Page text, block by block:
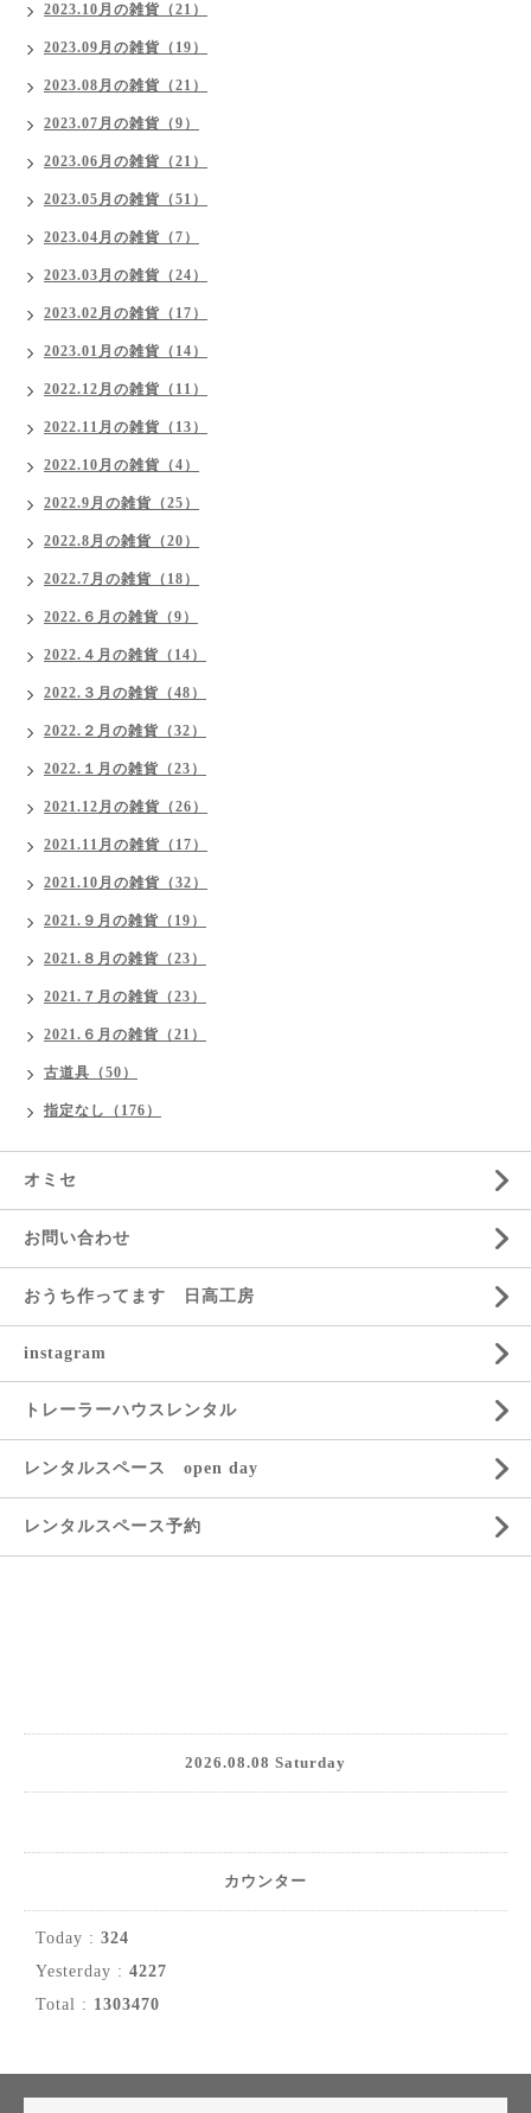
2023.10月の雑貨（21）
2023.09月の雑貨（19）
2023.08月の雑貨（21）
2023.07月の雑貨（9）
2023.06月の雑貨（21）
2023.05月の雑貨（51）
2023.04月の雑貨（7）
2023.03月の雑貨（24）
2023.02月の雑貨（17）
2023.01月の雑貨（14）
2022.12月の雑貨（11）
2022.11月の雑貨（13）
2022.10月の雑貨（4）
2022.9月の雑貨（25）
2022.8月の雑貨（20）
2022.7月の雑貨（18）
2022.６月の雑貨（9）
2022.４月の雑貨（14）
2022.３月の雑貨（48）
2022.２月の雑貨（32）
2022.１月の雑貨（23）
2021.12月の雑貨（26）
2021.11月の雑貨（17）
2021.10月の雑貨（32）
2021.９月の雑貨（19）
2021.８月の雑貨（23）
2021.７月の雑貨（23）
2021.６月の雑貨（21）
古道具（50）
指定なし（176）
オミセ
お問い合わせ
おうち作ってます 日高工房
instagram
トレーラーハウスレンタル
レンタルスペース open day
レンタルスペース予約
2026.08.08 Saturday
カウンター
Today : 324
Yesterday : 4227
Total : 1303470